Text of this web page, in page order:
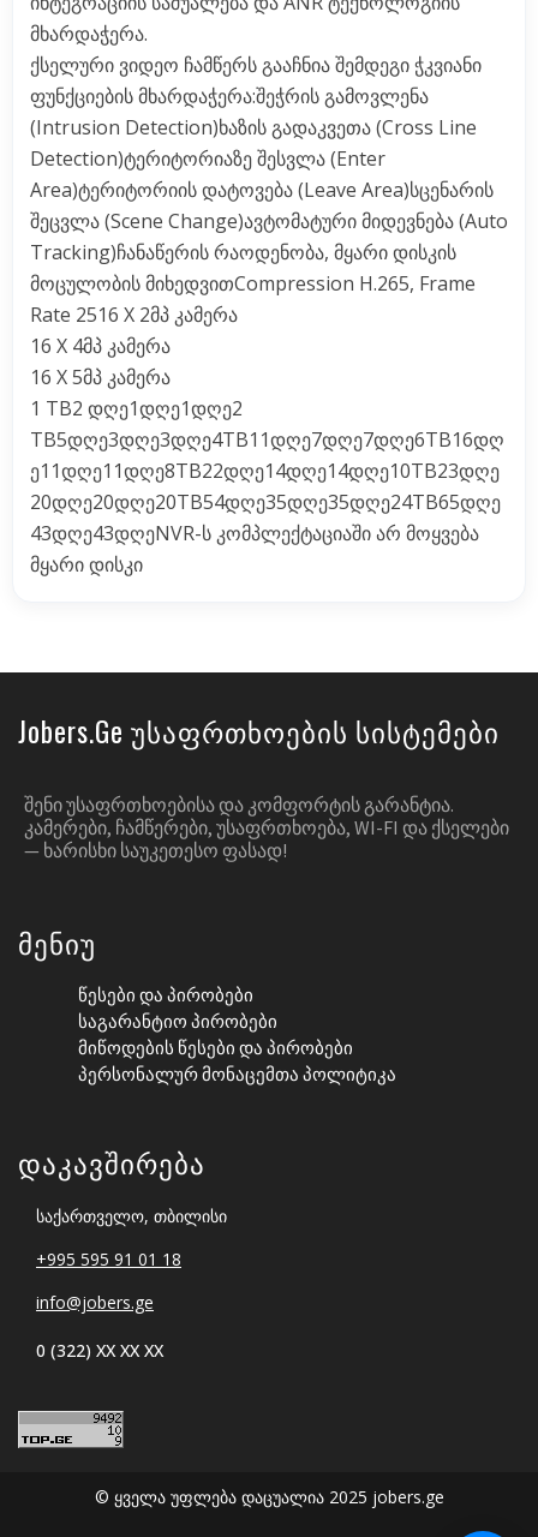
მხარდაჭერა.
ქსელური ვიდეო ჩამწერს გააჩნია შემდეგი ჭკვიანი
ფუნქციების მხარდაჭერა:შეჭრის გამოვლენა
(Intrusion Detection)ხაზის გადაკვეთა (Cross Line
Detection)ტერიტორიაზე შესვლა (Enter
Area)ტერიტორიის დატოვება (Leave Area)სცენარის
შეცვლა (Scene Change)ავტომატური მიდევნება (Auto
Tracking)ჩანაწერის რაოდენობა, მყარი დისკის
მოცულობის მიხედვითCompression H.265, Frame
Rate 2516 X 2მპ კამერა
16 X 4მპ კამერა
16 X 5მპ კამერა
1 TB2 დღე1დღე1დღე2
TB5დღე3დღე3დღე4TB11დღე7დღე7დღე6TB16დღ
ე11დღე11დღე8TB22დღე14დღე14დღე10TB23დღე
20დღე20დღე20TB54დღე35დღე35დღე24TB65დღე
43დღე43დღეNVR-ს კომპლექტაციაში არ მოყვება
მყარი დისკი
Jobers.ge Უსაფრთხოების Სისტემები
ᲨᲔᲜᲘ ᲣᲡᲐᲤᲠᲗᲮᲝᲔᲑᲘᲡᲐ ᲓᲐ ᲙᲝᲛᲤᲝᲠᲢᲘᲡ ᲒᲐᲠᲐᲜᲢᲘᲐ.
ᲙᲐᲛᲔᲠᲔᲑᲘ, ᲩᲐᲛᲬᲔᲠᲔᲑᲘ, ᲣᲡᲐᲤᲠᲗᲮᲝᲔᲑᲐ, WI-FI ᲓᲐ ᲥᲡᲔᲚᲔᲑᲘ
— ᲮᲐᲠᲘᲡᲮᲘ ᲡᲐᲣᲙᲔᲗᲔᲡᲝ ᲤᲐᲡᲐᲓ!
Მენიუ
Წესები Და Პირობები
Საგარანტიო Პირობები
Მიწოდების Წესები Და Პირობები
Პერსონალურ Მონაცემთა Პოლიტიკა
Დაკავშირება
საქართველო, თბილისი
+995 595 91 01 18
info@jobers.ge
0 (322) XX XX XX
© ყველა უფლება დაცუალია 2025 jobers.ge